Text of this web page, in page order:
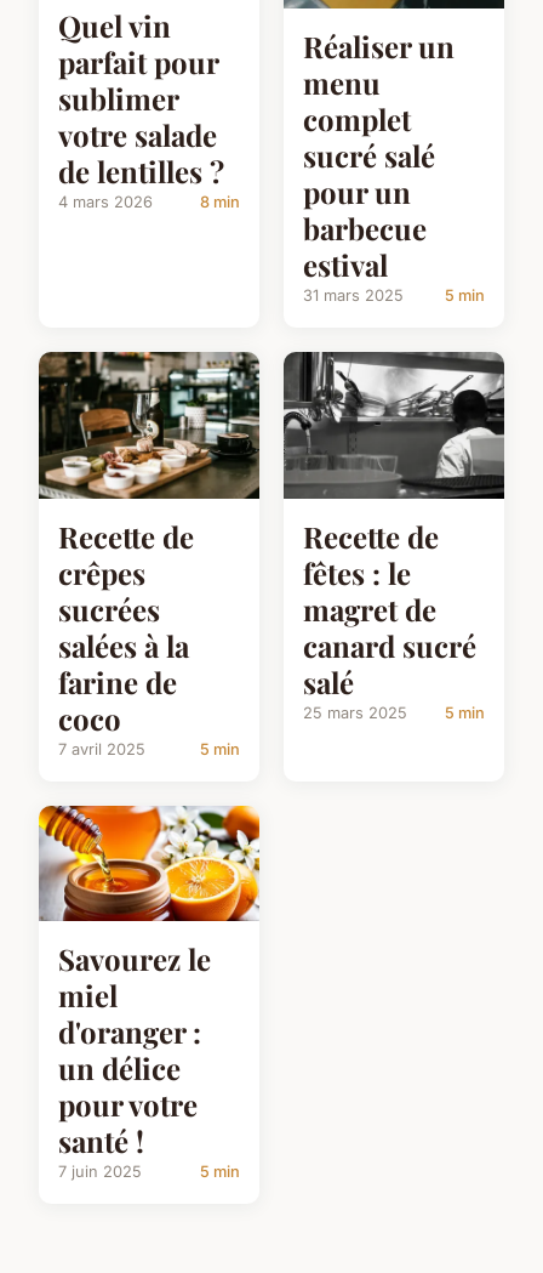
Quel vin
parfait pour
sublimer
votre salade
de lentilles ?
4 mars 2026 8 min
Réaliser un
menu
complet
sucré salé
pour un
barbecue
estival
31 mars 2025 5 min
Recette de
crêpes
sucrées
salées à la
farine de
coco
7 avril 2025 5 min
Recette de
fêtes : le
magret de
canard sucré
salé
25 mars 2025 5 min
Savourez le
miel
d'oranger :
un délice
pour votre
santé !
7 juin 2025 5 min